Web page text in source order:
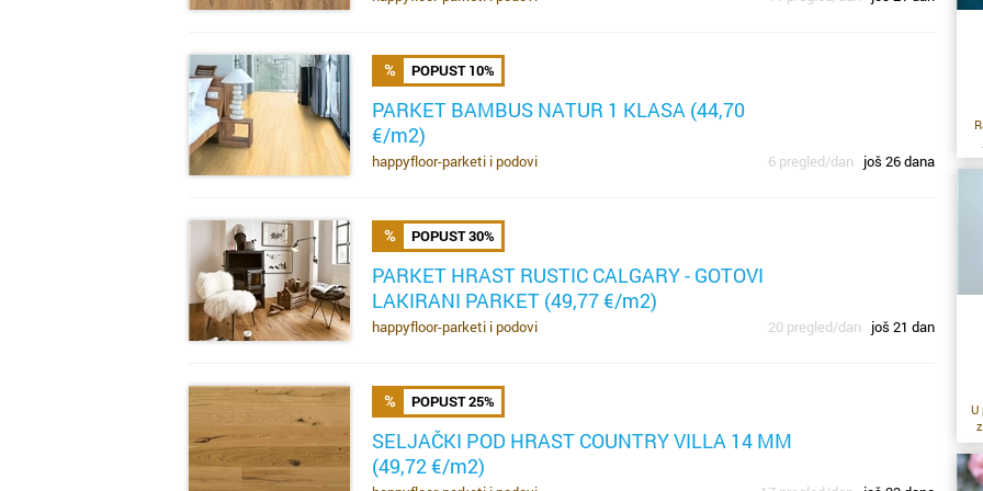
SAZNAJ VIŠE
POPUST 10%
PARKET BAMBUS NATUR 1 KLASA (44,70
€/m2)
6 pregled/dan još 26 dana
happyfloor-parketi i podovi
SAZNAJ VIŠE
POPUST 30%
PARKET HRAST RUSTIC CALGARY - GOTOVI
LAKIRANI PARKET (49,77 €/m2)
20 pregled/dan još 21 dan
happyfloor-parketi i podovi
SAZNAJ VIŠE
POPUST 25%
SELJAČKI POD HRAST COUNTRY VILLA 14 MM
(49,72 €/m2)
U